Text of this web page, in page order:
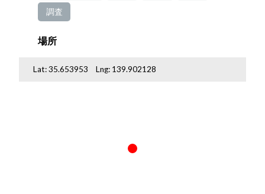
調査
場所
Lat:35.653953 Lng: 139.902128